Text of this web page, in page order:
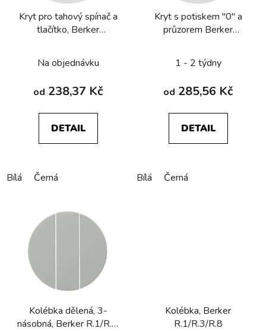
Kryt pro tahový spínač a
tlačítko, Berker
Na objednávku
od 238,37 Kč
DETAIL
Bílá Černá
Kryt s potiskem "0" a
průzorem Berker
1 - 2 týdny
od 285,56 Kč
DETAIL
Bílá Černá
Kolébka dělená, 3-
násobná, Berker R.1/R.3,
Kolébka, Berker
R.1/R.3/R.8